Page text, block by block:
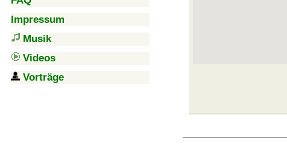
Impressum
Musik
Videos
Vorträge